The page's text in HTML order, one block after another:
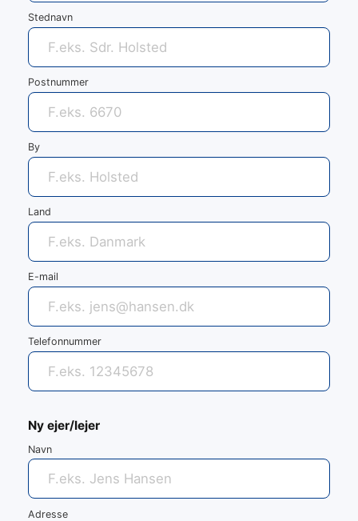
Stednavn
Postnummer
By
Land
E-mail
Telefonnummer
Ny ejer/lejer
Navn
Adresse